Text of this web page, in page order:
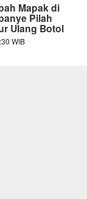
Mapak di
Pilah
Ulang Botol
WIB